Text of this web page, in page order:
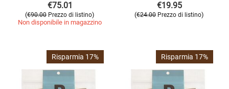
€75.01
(€90.00 Prezzo di listino)
Non disponibile in magazzino
€19.95
(€24.00 Prezzo di listino)
Risparmia 17% Risparmia 17%